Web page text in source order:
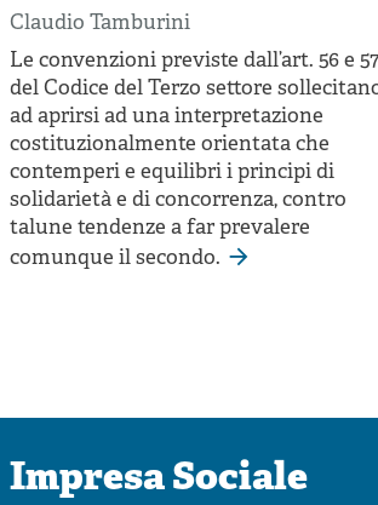
Claudio Tamburini
Le convenzioni previste dall’art. 56 e 57
del Codice del Terzo settore
ad aprirsi ad una interpretazione
costituzionalmente orientata che
contemperi e equilibri i principi di
solidarietà e di concorrenza, contro
talune tendenze a far prevalere
comunque il secondo.
Impresa Sociale